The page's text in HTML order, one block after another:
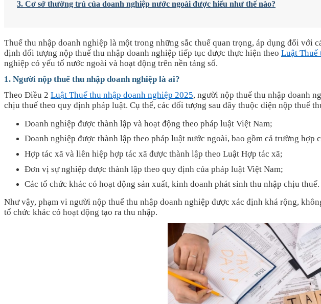
3. Cơ sở thường trú của doanh nghiệp nước ngoài được hiểu như thế nào?
Thuế thu nhập doanh nghiệp là một trong những sắc thuế quan trọng, áp dụng đối với
định đối tượng nộp thuế thu nhập doanh nghiệp tiếp tục được thực hiện theo Luật Thuế
nghiệp có yếu tố nước ngoài và hoạt động trên nền tảng số.
1. Người nộp thuế thu nhập doanh nghiệp là ai?
Theo Điều 2 Luật Thuế thu nhập doanh nghiệp 2025, người nộp thuế thu nhập doanh
chịu thuế theo quy định pháp luật. Cụ thể, các đối tượng sau đây thuộc diện nộp thuế
Doanh nghiệp được thành lập và hoạt động theo pháp luật Việt Nam;
Doanh nghiệp được thành lập theo pháp luật nước ngoài, bao gồm cả trường hợp
Hợp tác xã và liên hiệp hợp tác xã được thành lập theo Luật Hợp tác xã;
Đơn vị sự nghiệp được thành lập theo quy định của pháp luật Việt Nam;
Các tổ chức khác có hoạt động sản xuất, kinh doanh phát sinh thu nhập chịu thuế.
Như vậy, phạm vi người nộp thuế thu nhập doanh nghiệp được xác định khá rộng,
tổ chức khác có hoạt động tạo ra thu nhập.